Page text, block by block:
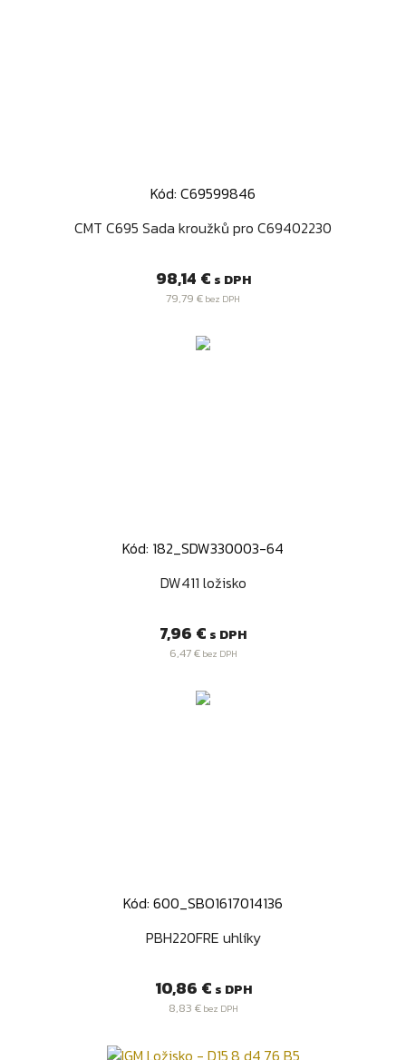
Kód: C69599846
CMT C695 Sada kroužků pro C69402230
Cena
98,14 € s DPH
79,79 € bez DPH
Kód: 182_SDW330003-64
DW411 ložisko
Cena
7,96 € s DPH
6,47 €bez DPH
Kód: 600_SBO1617014136
PBH220FRE uhlíky
Cena
10,86 € s DPH
8,83 €bez DPH